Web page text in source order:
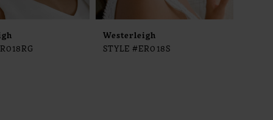
Westerleigh
STYLE #ER018S